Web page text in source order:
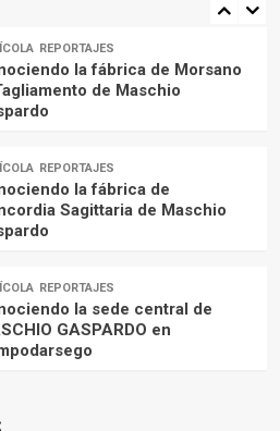
REPORTAJES
la fábrica de Morsano
de Maschio
REPORTAJES
la fábrica de
Sagittaria de Maschio
REPORTAJES
la sede central de
GASPARDO en